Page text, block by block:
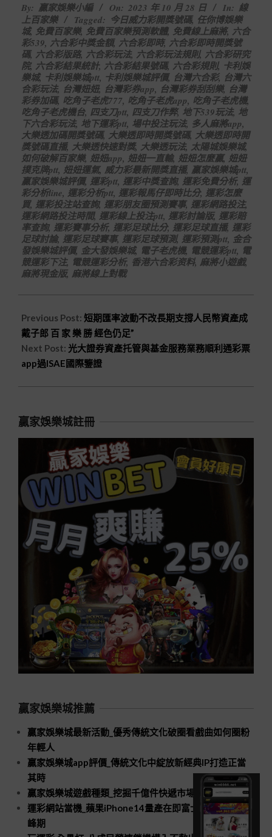
10-
28
By: 贏家娛樂小編 On: 2023 年 10 月 28 日 In: 線
上百家樂
Tagged: 今日威力彩開獎號碼, 任你博娛樂
城, 免費百家樂, 免費百家樂預測軟體, 免費線上麻將, 六合
彩539, 六合彩中獎金額, 六合彩即時, 六合彩即時開獎號
碼, 六合彩版路, 六合彩玩法, 六合彩玩法規則, 六合彩研究
院, 六合彩結果統計, 六合彩結果號碼, 六合彩規則, 卡利娛
樂城, 卡利娛樂城ptt, 卡利娛樂城評價, 台灣六合彩, 台灣六
合彩玩法, 台灣妞妞, 台灣彩券app, 台灣彩券刮刮樂, 台灣
彩券加碼, 吃角子老虎777, 吃角子老虎app, 吃角子老虎機,
吃角子老虎機台, 四支刀ptt, 四支刀作弊, 地下539玩法, 地
下六合彩玩法, 地下運彩ptt, 場中投注玩法, 多人麻將app,
大樂透加碼開獎號碼, 大樂透即時開獎號碼, 大樂透即時開
獎號碼直播, 大樂透快速對獎, 大樂透玩法, 太陽城娛樂城,
如何破解百家樂, 妞妞app, 妞妞一直輸, 妞妞怎麼贏, 妞妞
撲克牌ptt, 妞妞運氣, 威力彩最新開獎直播, 贏家娛樂城ptt,
贏家娛樂城評價, 運彩ptt, 運彩中獎查詢, 運彩免費分析, 運
彩分析line, 運彩分析ptt, 運彩報馬仔即時比分, 運彩怎麼
買, 運彩投注站查詢, 運彩朋友圈預測賽事, 運彩網路投注,
運彩網路投注時間, 運彩線上投注ptt, 運彩討論版, 運彩賠
率查詢, 運彩賽事分析, 運彩足球比分, 運彩足球直播, 運彩
足球討論, 運彩足球賽事, 運彩足球預測, 運彩預測ptt, 金合
發娛樂城評價, 金大發娛樂城, 電子老虎機, 電競運彩ptt, 電
競運彩下注, 電競運彩分析, 香港六合彩资料, 麻將小遊戲,
麻將現金版, 麻將線上對戰
Previous Post: 短期匯率波動不改長期支撐人民幣資產成
戴子郎 百 家 樂 勝 經色仍足”
Next Post: 光大證券資產托管與基金服務業務順利通彩票
app過ISAE國際鑒證
贏家娛樂城註冊
贏家娛樂城推薦
贏家娛樂城最新活動_優秀傳統文化破圈看戲曲如何圈粉
年輕人
贏家娛樂城app評價_傳統文化中綻放新經典IP打造正當
其時
贏家娛樂城遊戲種類_挖掘千億件快遞市場新空間
運彩網站當機_蘋果iPhone14量產在即富士康招工進入高
峰期